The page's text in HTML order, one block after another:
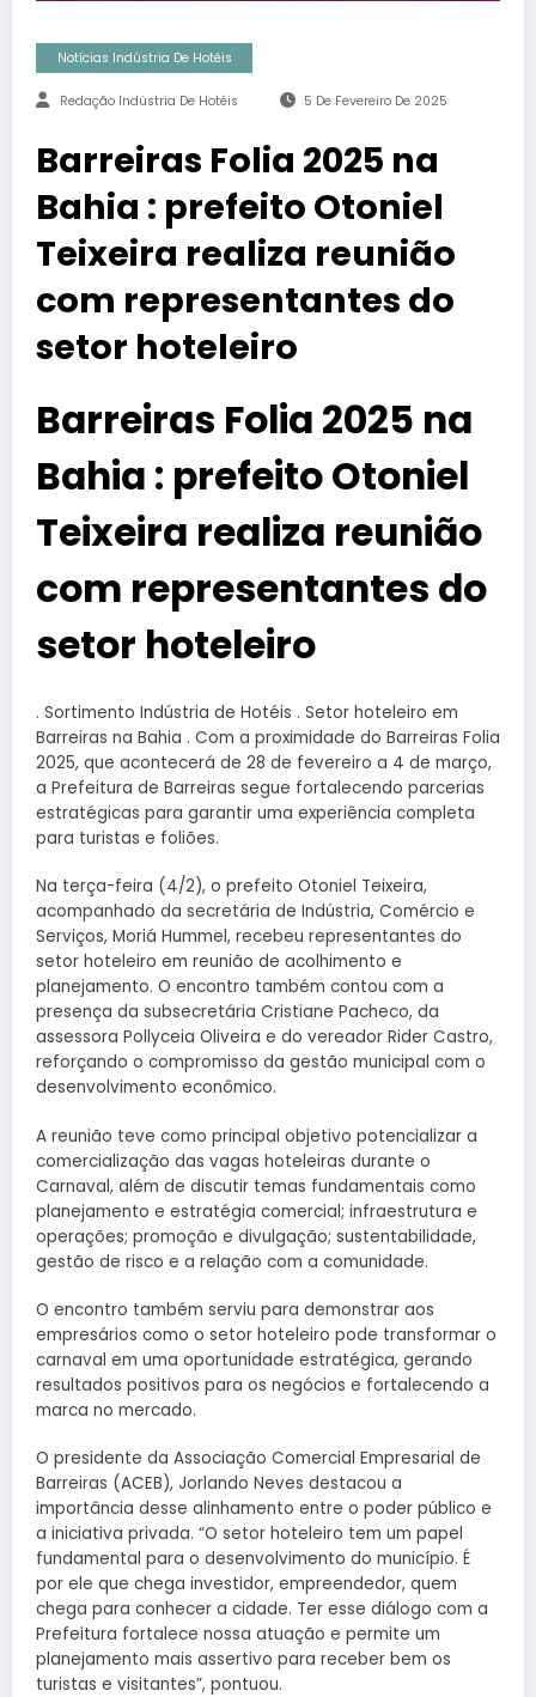
Notícias Indústria De Hotéis
Redação Indústria De Hotéis 5 De Fevereiro De 2025
Barreiras Folia 2025 na
Bahia : prefeito Otoniel
Teixeira realiza reunião
com representantes do
setor hoteleiro
Barreiras Folia 2025 na
Bahia : prefeito Otoniel
Teixeira realiza reunião
com representantes do
setor hoteleiro
. Sortimento Indústria de Hotéis . Setor hoteleiro em
Barreiras na Bahia . Com a proximidade do Barreiras Folia
2025, que acontecerá de 28 de fevereiro a 4 de março,
a Prefeitura de Barreiras segue fortalecendo parcerias
estratégicas para garantir uma experiência completa
para turistas e foliões.
Na terça-feira (4/2), o prefeito Otoniel Teixeira,
acompanhado da secretária de Indústria, Comércio e
Serviços, Moriá Hummel, recebeu representantes do
setor hoteleiro em reunião de acolhimento e
planejamento. O encontro também contou com a
presença da subsecretária Cristiane Pacheco, da
assessora Pollyceia Oliveira e do vereador Rider Castro,
reforçando o compromisso da gestão municipal com o
desenvolvimento econômico.
A reunião teve como principal objetivo potencializar a
comercialização das vagas hoteleiras durante o
Carnaval, além de discutir temas fundamentais como
planejamento e estratégia comercial; infraestrutura e
operações; promoção e divulgação; sustentabilidade,
gestão de risco e a relação com a comunidade.
O encontro também serviu para demonstrar aos
empresários como o setor hoteleiro pode transformar o
carnaval em uma oportunidade estratégica, gerando
resultados positivos para os negócios e fortalecendo a
marca no mercado.
O presidente da Associação Comercial Empresarial de
Barreiras (ACEB), Jorlando Neves destacou a
importância desse alinhamento entre o poder público e
a iniciativa privada. “O setor hoteleiro tem um papel
fundamental para o desenvolvimento do município. É
por ele que chega investidor, empreendedor, quem
chega para conhecer a cidade. Ter esse diálogo com a
Prefeitura fortalece nossa atuação e permite um
planejamento mais assertivo para receber bem os
turistas e visitantes”, pontuou.